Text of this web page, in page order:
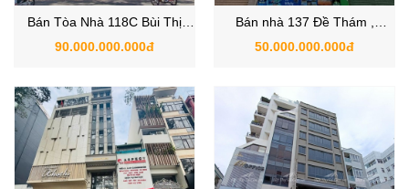
Bán Tòa Nhà 118C Bùi Thị
Xuân, Phường Bến Thành,
90.000.000.000đ
Bán nhà 137 Đề Thám ,
Phường Cô Giang , Quận 1 ,
50.000.000.000đ